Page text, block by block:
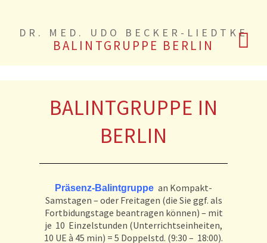
DR. MED. UDO BECKER-LIEDTKE
BALINTGRUPPE BERLIN
BALINTGRUPPE IN
BERLIN
Präsenz-Balintgruppe an Kompakt-
Samstagen – oder Freitagen (die Sie ggf. als
Fortbidungstage beantragen können) – mit
je 10 Einzelstunden (Unterrichtseinheiten,
10 UE à 45 min) = 5 Doppelstd. (9:30 – 18:00).